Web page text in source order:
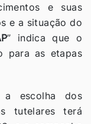
e suas
e a situação do
” indica que o
para as etapas
a escolha dos
tutelares terá